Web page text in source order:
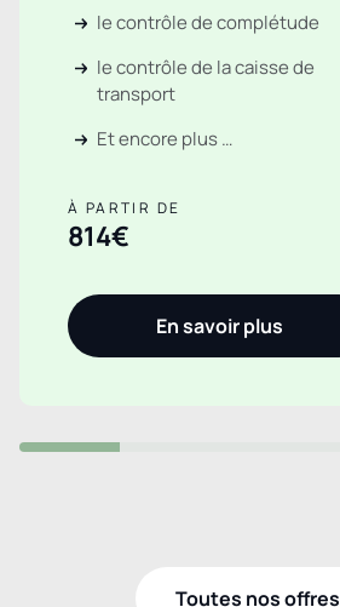
le contrôle de complétude
le contrôle de la caisse de
transport
Et encore plus …
À PARTIR DE
814€
En savoir plus
Toutes nos offres